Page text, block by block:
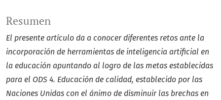
Resumen
El presente artículo da a conocer diferentes retos ante la
incorporación de herramientas de inteligencia artificial en
la educación apuntando al logro de las metas establecidas
para el ODS 4. Educación de calidad, establecido por las
Naciones Unidas con el ánimo de disminuir las brechas en